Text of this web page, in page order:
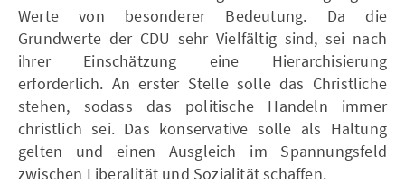
Werte von besonderer Bedeutung. Da die
Grundwerte der CDU sehr Vielfältig sind, sei nach
ihrer Einschätzung eine Hierarchisierung
erforderlich. An erster Stelle solle das Christliche
stehen, sodass das politische Handeln immer
christlich sei. Das konservative solle als Haltung
gelten und einen Ausgleich im Spannungsfeld
zwischen Liberalität und Sozialität schaffen.